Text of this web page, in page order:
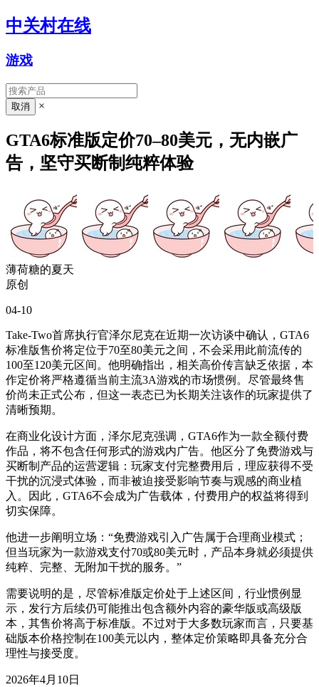
中关村在线
游戏
×
GTA6标准版定价70–80美元，无内嵌广
告，坚守买断制纯粹体验
薄荷糖的夏天
原创
04-10
Take-Two首席执行官泽尔尼克在近期一次访谈中确认，GTA6
标准版售价将定位于70至80美元之间，不会采用此前流传的
100至120美元区间。他明确指出，相关高价传言缺乏依据，本
作定价将严格遵循当前主流3A游戏的市场惯例。尽管最终售
价尚未正式公布，但这一表态已为长期关注该作的玩家提供了
清晰预期。
在商业化设计方面，泽尔尼克强调，GTA6作为一款全额付费
作品，将不包含任何形式的游戏内广告。他区分了免费游戏与
买断制产品的运营逻辑：玩家支付完整费用后，理应获得不受
干扰的沉浸式体验，而非被迫接受影响节奏与观感的商业植
入。因此，GTA6不会成为广告载体，付费用户的权益将得到
切实保障。
他进一步阐明立场：“免费游戏引入广告属于合理商业模式；
但当玩家为一款游戏支付70或80美元时，产品本身就必须提供
纯粹、完整、无附加干扰的服务。”
需要说明的是，尽管标准版定价处于上述区间，行业惯例显
示，发行方后续仍可能推出包含额外内容的豪华版或高级版
本，其售价将高于标准版。不过对于大多数玩家而言，只要基
础版本价格控制在100美元以内，整体定价策略即具备充分合
理性与接受度。
2026年4月10日